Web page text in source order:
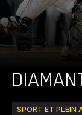
SPORT ET PLEIN